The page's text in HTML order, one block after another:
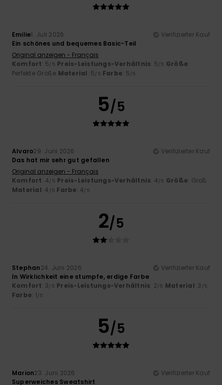
Emilie1. Juli 2026
Verifizierter Kauf
Ein schönes und bequemes Basic-Teil
Original anzeigen - Français
Komfort: 5/5 Preis-Leistungs-Verhältnis: 5/5 Größe:
Perfekte Größe Material: 5/5 Farbe: 5/5
5/5
Alvaro29. Juni 2026
Verifizierter Kauf
Das hat mir sehr gut gefallen
Original anzeigen - Français
Komfort: 4/5 Preis-Leistungs-Verhältnis: 4/5 Größe: Groß
Material: 4 /5 Farbe: 4/5
2/5
Stephan24. Juni 2026
Verifizierter Kauf
In Wirklichkeit eine stumpfe, erdige Farbe
Komfort: 3/5 Preis-Leistungs-Verhältnis: 2/5 Material: 3 /5
Farbe: 1/5
5/5
Marion23. Juni 2026
Verifizierter Kauf
Superweiches Sweatshirt